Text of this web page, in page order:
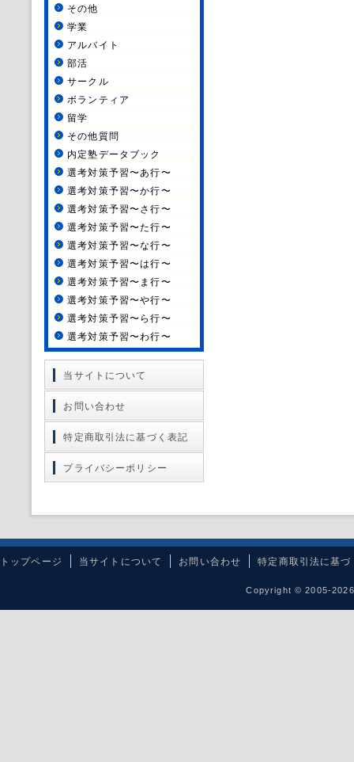
その他
学業
アルバイト
部活
サークル
ボランティア
留学
その他質問
内定塾データブック
選考対策予習〜あ行〜
選考対策予習〜か行〜
選考対策予習〜さ行〜
選考対策予習〜た行〜
選考対策予習〜な行〜
選考対策予習〜は行〜
選考対策予習〜ま行〜
選考対策予習〜や行〜
選考対策予習〜ら行〜
選考対策予習〜わ行〜
当サイトについて
お問い合わせ
特定商取引法に基づく表記
プライバシーポリシー
トップページ 当サイトについて お問い合わせ 特定商取引法に基づ
Copyright © 2005-